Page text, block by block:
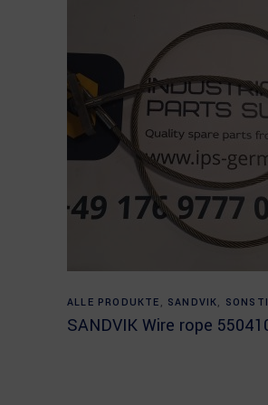
Read more
ALLE PRODUKTE , SANDVIK,
SANDVIK Wire rope